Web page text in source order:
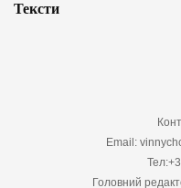
Тексти
Email:
Головний